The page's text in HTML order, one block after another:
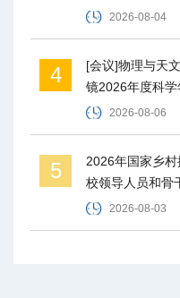
2026-08-04
4
[会议]物理与天
镜2026年度科学
2026-08-06
5
2026年国家乡
校领导人员和骨
2026-08-03